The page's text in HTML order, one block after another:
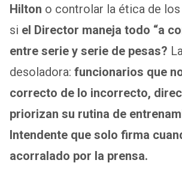
Hilton o controlar la ética de
si el Director maneja todo “a
entre serie y serie de pesas?
desoladora: funcionarios que
correcto de lo incorrecto,
priorizan su rutina de
Intendente que solo firma
acorralado por la prensa.